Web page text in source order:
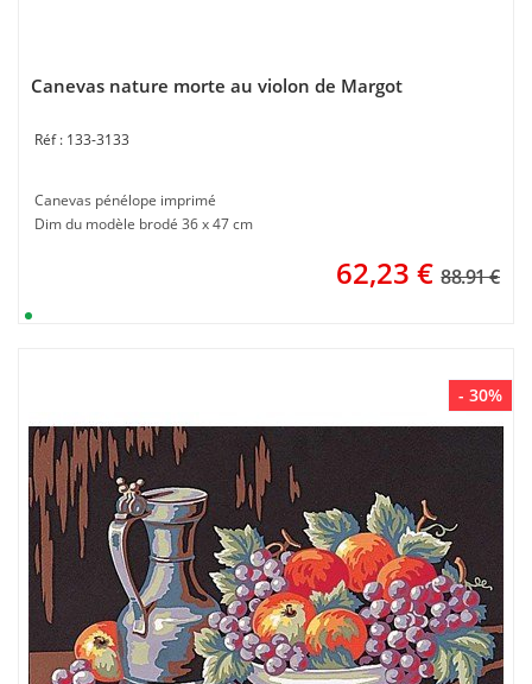
Canevas nature morte au violon de Margot
133-3133
Canevas pénélope imprimé
Dim du modèle brodé 36 x 47 cm
62,23 € 88.91 €
- 30%